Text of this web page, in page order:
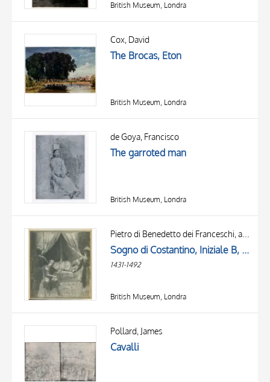
British Museum, Londra
Cox, David
The Brocas, Eton
British Museum, Londra
de Goya, Francisco
The garroted man
British Museum, Londra
Sogno di Costantino, Iniziale B, Iniziale decorata, Cornice con motivi decorativi fitomorfi
1431-1492
British Museum, Londra
Pollard, James
Cavalli
TITOLO